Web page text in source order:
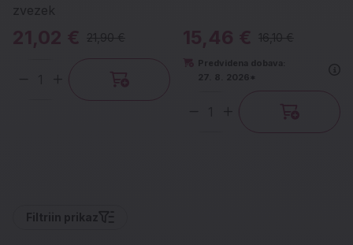
zvezek
21,02 € 21,90 €
Količina
15,46 € 16,10 €
Predvidena dobava:
27. 8. 2026*
Filtriin prikaz